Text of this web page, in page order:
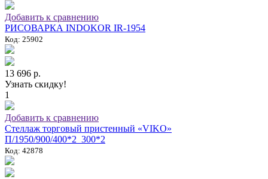
Добавить к сравнению
РИСОВАРКА INDOKOR IR-1954
Код: 25902
13 696 р.
Узнать скидку!
1
Добавить к сравнению
Стеллаж торговый пристенный «VIKO»
П/1950/900/400*2_300*2
Код: 42878